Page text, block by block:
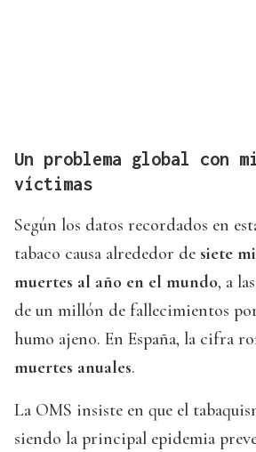
Un problema global con
víctimas
Según los datos recordados en
tabaco causa alrededor de siete
muertes al año en el mundo, a
de un millón de fallecimientos
humo ajeno. En España, la cifra
muertes anuales.
La OMS insiste en que el
siendo la principal epidemia